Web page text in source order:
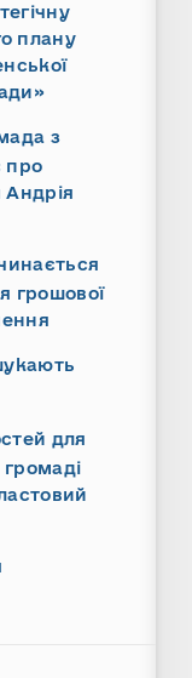
плану
з
про
грошової
для